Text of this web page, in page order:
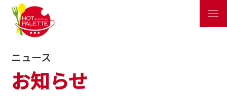
ニュース
お知らせ